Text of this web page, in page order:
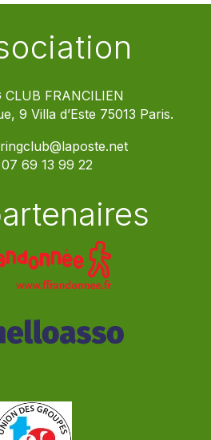
CLUB FRANCILIEN
9 Villa d’Este 75013 Paris.
07 69 13 99 22